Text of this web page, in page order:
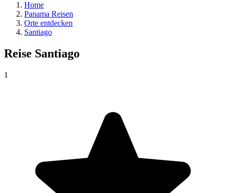
Home
Panama Reisen
Orte entdecken
Santiago
Reise Santiago
1